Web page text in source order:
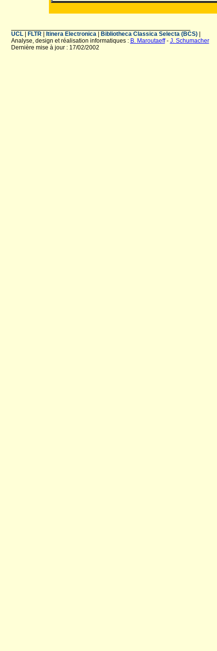
UCL| FLTR| Itinera Electronica| Bibliotheca Classica Selecta (BCS)|
Analyse, design et réalisation informatiques : B. Maroutaeff- J. Schumacher
Dernière mise à jour : 17/02/2002